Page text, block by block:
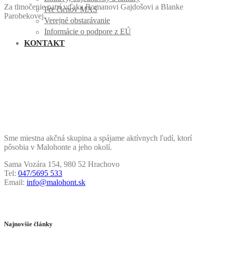
Pre členov MAS
Verejné obstarávanie
Informácie o podpore z EÚ
KONTAKT
Za tlmočenie patrí vďaka Romanovi Gajdošovi a Blanke
Parobekovej.
Sme miestna akčná skupina a spájame aktívnych ľudí, ktorí
pôsobia v Malohonte a jeho okolí.
Sama Vozára 154, 980 52 Hrachovo
Tel: 047/5695 533
Email: info@malohont.sk
Najnovšie články